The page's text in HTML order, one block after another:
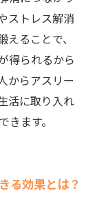
ストレス解消
ることで、
得られるから
からアスリー
活に取り入れ
ます。
る効果とは？